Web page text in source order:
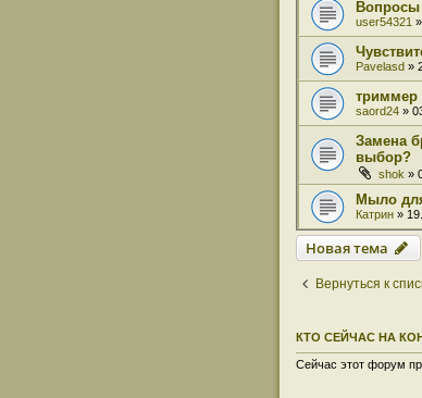
Вопросы
user54321
Pavelasd »
триммер
saord24 »
Замена
выбор?
shok »
Мыло
Катрин »
Новая тема
Вернуться к
КТО СЕЙЧАС НА
Сейчас этот форум